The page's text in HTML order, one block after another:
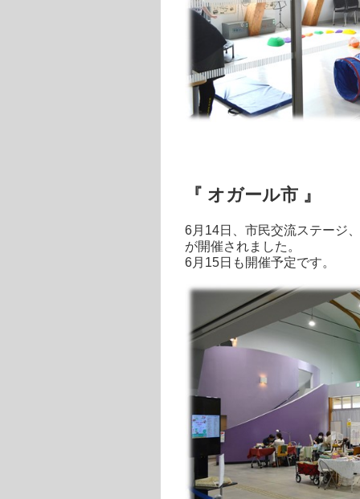
『 オガール市 』
6月14日、市民交流ステージ
が開催されました。
6月15日も開催予定です。